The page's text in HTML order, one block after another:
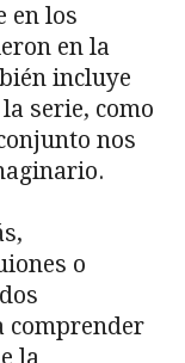
en los
en la
incluye
serie, como
nos
o
comprender